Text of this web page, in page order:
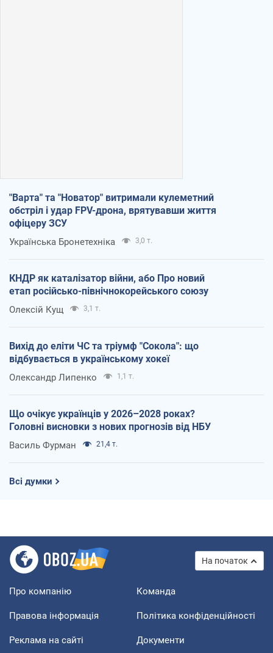
"Варта" та "Новатор" витримали кулеметний
обстріл і удар FPV-дрона, врятувавши життя
офіцеру ЗСУ
Українська Бронетехніка 3,0 т.
КНДР як каталізатор війни, або Про новий
етап російсько-північнокорейського союзу
Олексій Кущ 3,1 т.
Вихід до еліти ЧС та тріумф "Сокола": що
відбувається в українському хокеї
Олександр Липенко 1,1 т.
Що очікує українців у 2026–2028 роках?
Головні висновки з нових прогнозів від НБУ
Василь Фурман 21,4 т.
Всі думки
На початок
Про компанію Команда
Правова інформація Політика конфіденційності
Реклама на сайті Документи